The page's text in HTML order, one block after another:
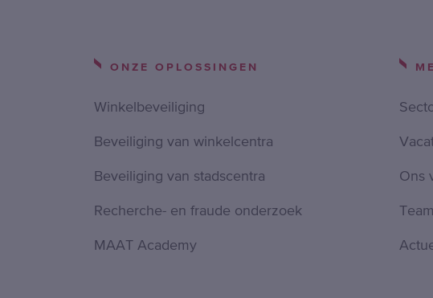
ONZE OPLOSSINGEN
Winkelbeveiliging
Beveiliging van winkelcentra
Beveiliging van stadscentra
Recherche- en fraude onderzoek
MAAT Academy
Ons
Team